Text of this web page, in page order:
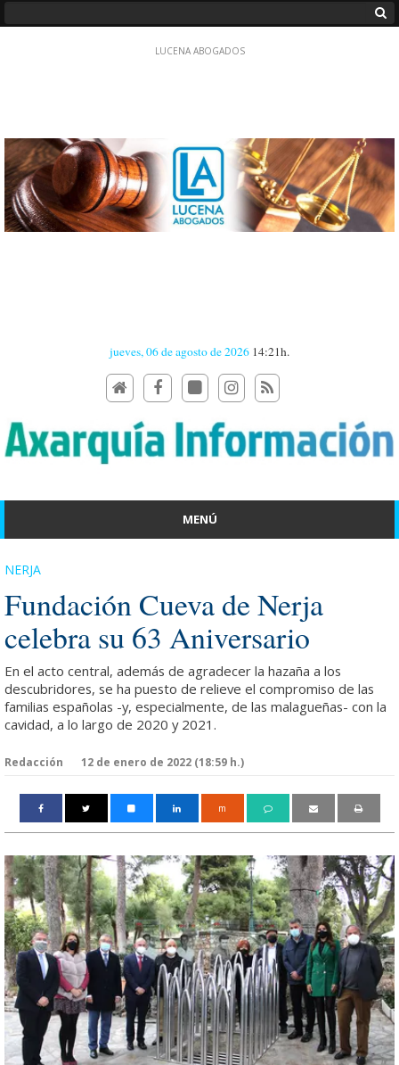
jueves, 06 de agosto de 2026 14:21h.
MENÚ
NERJA
Fundación Cueva de Nerja
celebra su 63 Aniversario
En el acto central, además de agradecer la hazaña a los
descubridores, se ha puesto de relieve el compromiso de las
familias españolas -y, especialmente, de las malagueñas- con la
cavidad, a lo largo de 2020 y 2021.
Redacción 12 de enero de 2022 (18:59 h.)
m